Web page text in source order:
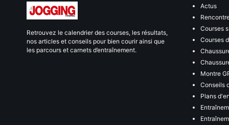
Retrouvez le calendrier des courses, les résultats,
nos articles et conseils pour bien courir ainsi que
les parcours et carnets d’entraînement.
Actus
Courses
Courses
Montre
Conseils
Plans